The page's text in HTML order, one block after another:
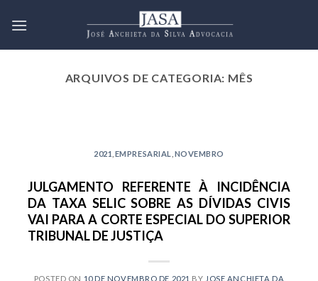
ARQUIVOS DE CATEGORIA: MÊS
SOBRE AS DÍVIDAS CIVIS VAI
PARA A CORTE ESPECIAL DO
SUPERIOR TRIBUNAL DE JUSTIÇA
O julgamento do recurso especial nº
Superior Tribunal [...]
2021 EMPRESARIAL NOVEMBRO
JULGAMENTO REFERENTE À INCIDÊNCIA
DA TAXA SELIC SOBRE AS DÍVIDAS CIVIS
VAI PARA A CORTE ESPECIAL DO SUPERIOR
TRIBUNAL DE JUSTIÇA
POSTED ON 10 DE NOVEMBRO DE 2021 BY JOSE ANCHIETA DA